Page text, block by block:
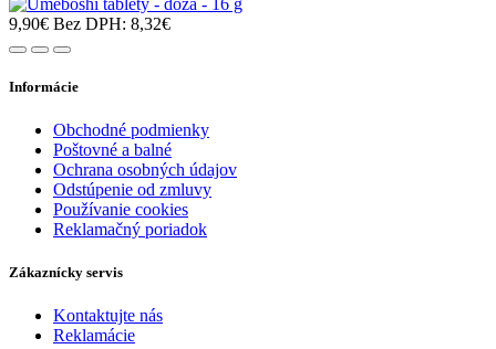
9,90€ Bez DPH: 8,32€
Informácie
Obchodné podmienky
Poštovné a balné
Ochrana osobných údajov
Odstúpenie od zmluvy
Používanie cookies
Reklamačný poriadok
Zákaznícky servis
Kontaktujte nás
Reklamácie